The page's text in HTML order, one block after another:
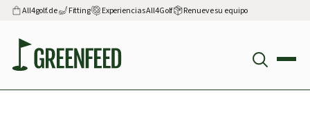
All4golf.de Fitting Experiencias All4Golf Renueve su equipo